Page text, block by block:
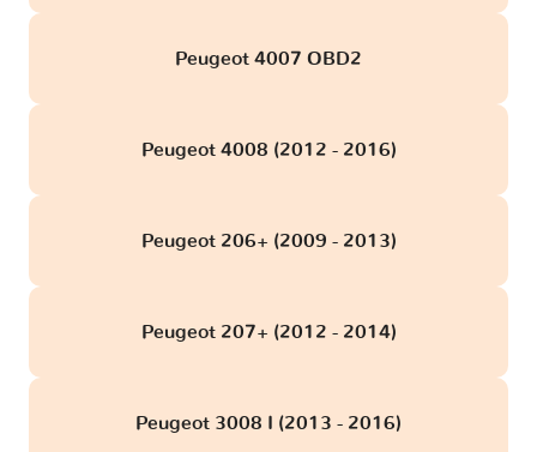
Peugeot 4007 OBD2
Peugeot 4008 (2012 - 2016)
Peugeot 206+ (2009 - 2013)
Peugeot 207+ (2012 - 2014)
Peugeot 3008 I (2013 - 2016)